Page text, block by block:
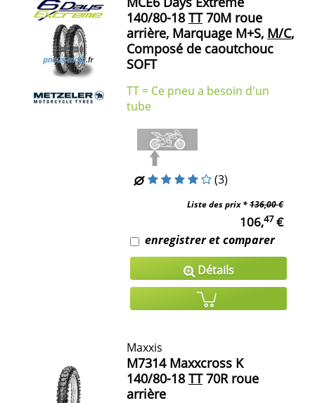
140/80-18 TT70M roue
arrière, Marquage M+S, M/C,
Composé de caoutchouc
SOFT
TT = Ce pneu a besoin d'un
tube
(3)
Liste des prix *136,00 €
106,47€
enregistrer et comparer
Détails
Maxxis
M7314 Maxxcross K
140/80-18 TT70R roue
arrière